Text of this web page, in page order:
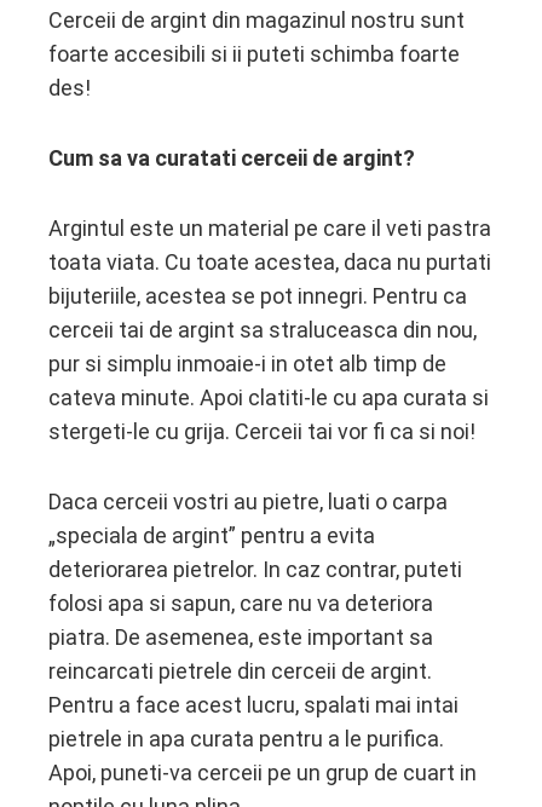
Cerceii de argint din magazinul nostru sunt
foarte accesibili si ii puteti schimba foarte
des!
Cum sa va curatati cerceii de argint?
Argintul este un material pe care il veti pastra
toata viata. Cu toate acestea, daca nu purtati
bijuteriile, acestea se pot innegri. Pentru ca
cerceii tai de argint sa straluceasca din nou,
pur si simplu inmoaie-i in otet alb timp de
cateva minute. Apoi clatiti-le cu apa curata si
stergeti-le cu grija. Cerceii tai vor fi ca si noi!
Daca cerceii vostri au pietre, luati o carpa
„speciala de argint” pentru a evita
deteriorarea pietrelor. In caz contrar, puteti
folosi apa si sapun, care nu va deteriora
piatra. De asemenea, este important sa
reincarcati pietrele din cerceii de argint.
Pentru a face acest lucru, spalati mai intai
pietrele in apa curata pentru a le purifica.
Apoi, puneti-va cerceii pe un grup de cuart in